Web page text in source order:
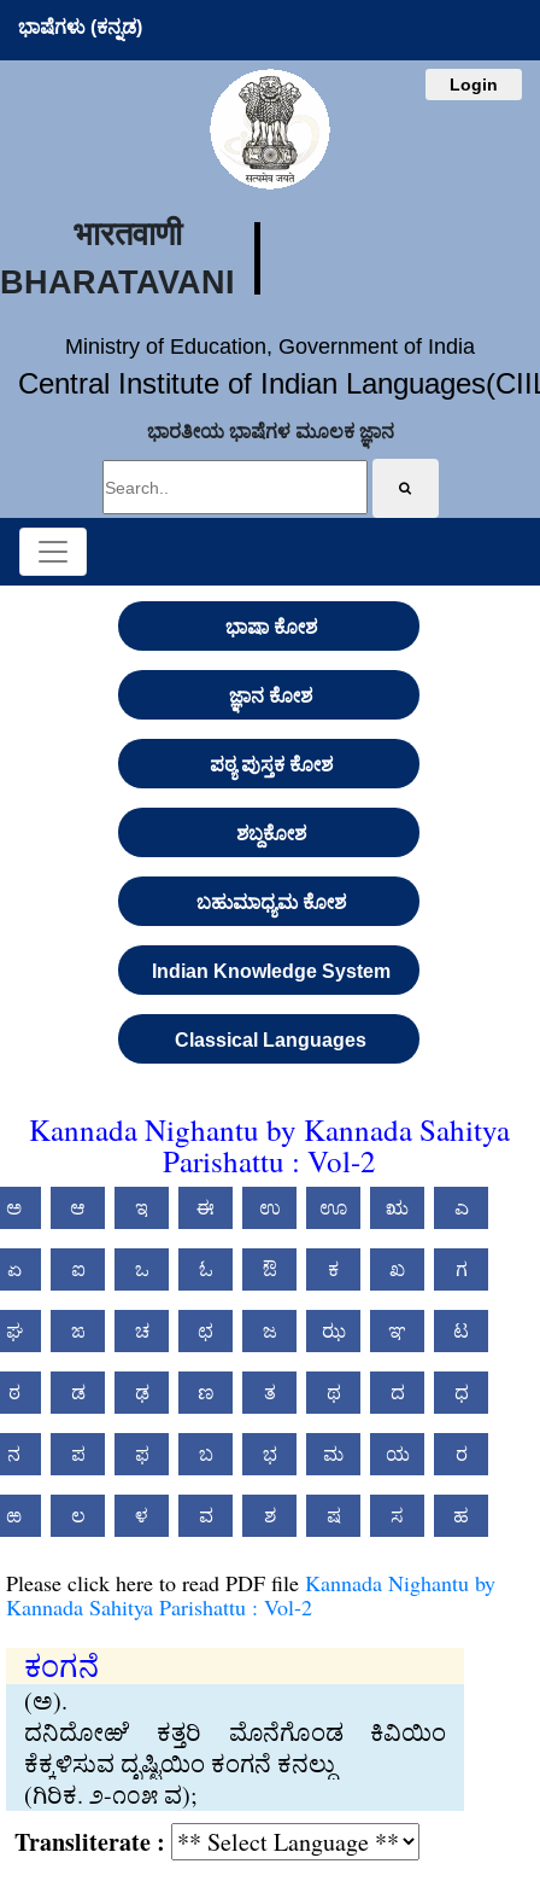
ಭಾಷೆಗಳು (ಕನ್ನಡ)
Login
भारतवाणी
BHARATAVANI
Ministry of Education, Government of India
Central Institute of Indian
ಭಾರತೀಯ ಭಾಷೆಗಳ ಮೂಲಕ ಜ್ಞಾನ
ಭಾಷಾ ಕೋಶ
ಜ್ಞಾನ ಕೋಶ
ಪಠ್ಯ ಪುಸ್ತಕ ಕೋಶ
ಶಬ್ದಕೋಶ
ಬಹುಮಾಧ್ಯಮ ಕೋಶ
Indian Knowledge System
Classical Languages
Kannada Nighantu by Kannada Sahitya
Parishattu : Vol-2
ಅ ಆ ಇ ಈ ಉ ಊ ಋ ಎ
ಏ ಐ ಒ ಓ ಔ ಕ ಖ ಗ
ಘ ಙ ಚ ಛ ಜ ಝ ಞ ಟ
ಠ ಡ ಢ ಣ ತ ಥ ದ ಧ
ನ ಪ ಫ ಬ ಭ ಮ ಯ ರ
ಱ ಲ ಳ ವ ಶ ಷ ಸ ಹ
Please click here to read PDF file Kannada Nighantu by
Kannada Sahitya Parishattu : Vol-2
ಕಂಗನೆ
(ಅ).
ದನಿದೋಱೆ ಕತ‍್ತರಿ ಮೊನೆಗೊಂಡ ಕಿವಿಯಿಂ
ಕೆಕ‍್ಕಳಿಸುವ ದೃಷ‍್ಟಿಯಿಂ ಕಂಗನೆ ಕನಲ‍್ದು
(ಗಿರಿಕ. ೨-೧೦೫ ವ);
: